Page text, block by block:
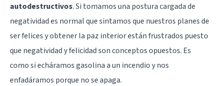
autodestructivos. Si tomamos una postura cargada de
negatividad es normal que sintamos que nuestros planes de
ser felices y obtener la paz interior están frustrados puesto
que negatividad y felicidad son conceptos opuestos. Es
como si echáramos gasolina a un incendio y nos
enfadáramos porque no se apaga.